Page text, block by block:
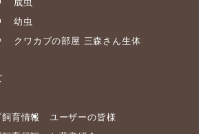
成虫
幼虫
クワカブの部屋 三森さん生体
育情報
ユーザーの皆様